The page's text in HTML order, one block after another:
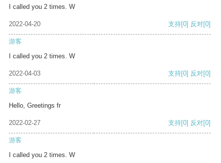
I called you 2 times. W
2022-04-20 支持[0] 反对[0]
游客
I called you 2 times. W
2022-04-03 支持[0] 反对[0]
游客
Hello, Greetings fr
2022-02-27 支持[0] 反对[0]
游客
I called you 2 times. W